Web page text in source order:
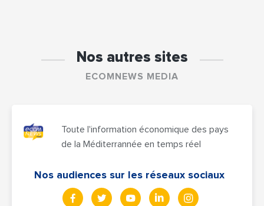
Nos autres sites
ECOMNEWS MEDIA
Toute l'information économique des pays
de la Méditerrannée en temps réel
Nos audiences sur les réseaux sociaux